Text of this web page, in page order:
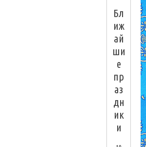
Бл
иж
ай
ши
е
пр
аз
дн
ик
и